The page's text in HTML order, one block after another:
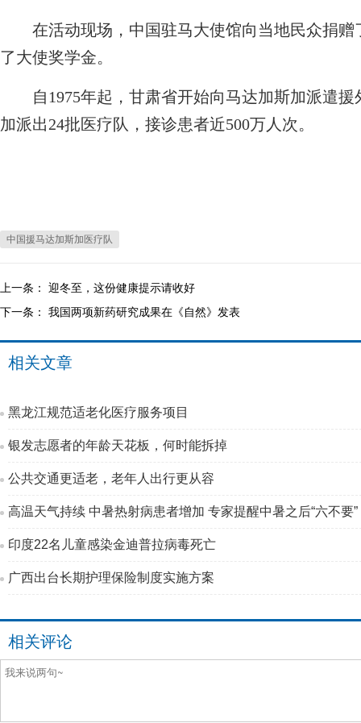
在活动现场，中国驻马大使馆向当地民众捐赠
了大使奖学金。
自1975年起，甘肃省开始向马达加斯加派遣援
加派出24批医疗队，接诊患者近500万人次。
中国援马达加斯加医疗队
上一条： 迎冬至，这份健康提示请收好
下一条： 我国两项新药研究成果在《自然》发表
相关文章
黑龙江规范适老化医疗服务项目
银发志愿者的年龄天花板，何时能拆掉
公共交通更适老，老年人出行更从容
高温天气持续 中暑热射病患者增加 专家提醒中暑之后“六不要”
印度22名儿童感染金迪普拉病毒死亡
广西出台长期护理保险制度实施方案
相关评论